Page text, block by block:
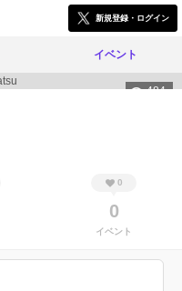
新規登録・ログイン
イベント
484
0
0
イベント